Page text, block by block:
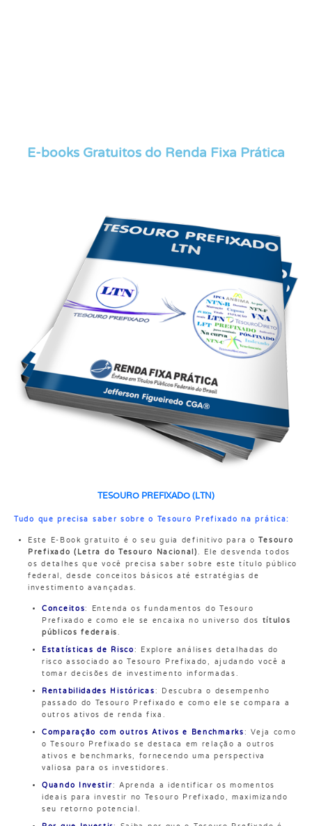
E-books Gratuitos do Renda Fixa Prática
TESOURO PREFIXADO (LTN)
Tudo que precisa saber sobre o Tesouro Prefixado na prática:
Este E-Book gratuito é o seu guia definitivo para oTesouro
Prefixado (Letra do Tesouro Nacional). Ele desvenda todos
os detalhes que você precisa saber sobre este título público
federal, desde conceitos básicos até estratégias de
investimento avançadas.
Conceitos: Entenda os fundamentos do Tesouro
Prefixado e como ele se encaixa no universo dos títulos
públicos federais.
Estatísticas de Risco: Explore análises detalhadas do
risco associado ao Tesouro Prefixado, ajudando você a
tomar decisões de investimento informadas.
Rentabilidades Históricas: Descubra o desempenho
passado do Tesouro Prefixado e como ele se compara a
outros ativos de renda fixa.
Comparação com outros Ativos e Benchmarks: Veja como
o Tesouro Prefixado se destaca em relação a outros
ativos e benchmarks, fornecendo uma perspectiva
valiosa para os investidores.
Quando Investir: Aprenda a identificar os momentos
ideais para investir no Tesouro Prefixado, maximizando
seu retorno potencial.